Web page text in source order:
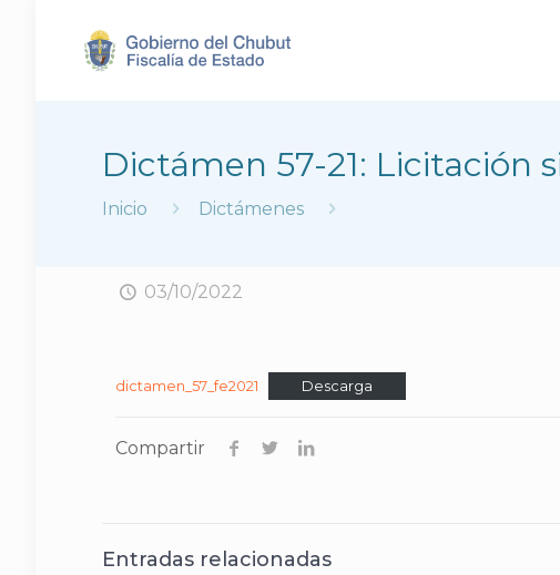
Dictámen 57-21: Licitación
Inicio Dictámenes
03/10/2022
dictamen_57_fe2021 Descarga
Compartir
Entradas relacionadas